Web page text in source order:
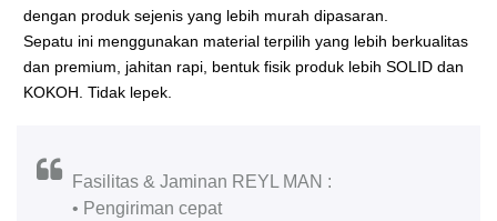
dengan produk sejenis yang lebih murah dipasaran.
Sepatu ini menggunakan material terpilih yang lebih berkualitas
dan premium, jahitan rapi, bentuk fisik produk lebih SOLID dan
KOKOH. Tidak lepek.
Fasilitas & Jaminan REYL MAN :
• Pengiriman cepat